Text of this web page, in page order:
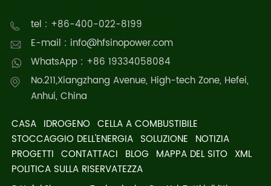
tel : +86-400-022-8199
E-mail : info@hfsinopower.com
WhatsApp : +86 19334058084
No.211,Xiangzhang Avenue, High-tech Zone, Hefei,
Anhui, China
CASA IDROGENO CELLA A COMBUSTIBILE
STOCCAGGIO DELL'ENERGIA SOLUZIONE NOTIZIA
PROGETTI CONTATTACI BLOG MAPPA DEL SITO XML
POLITICA SULLA RISERVATEZZA